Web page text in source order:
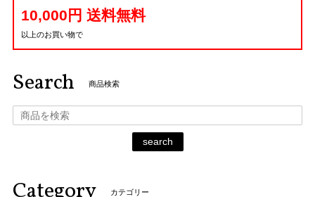
10,000円 送料無料
以上のお買い物で
Search 商品検索
search
カテゴリー